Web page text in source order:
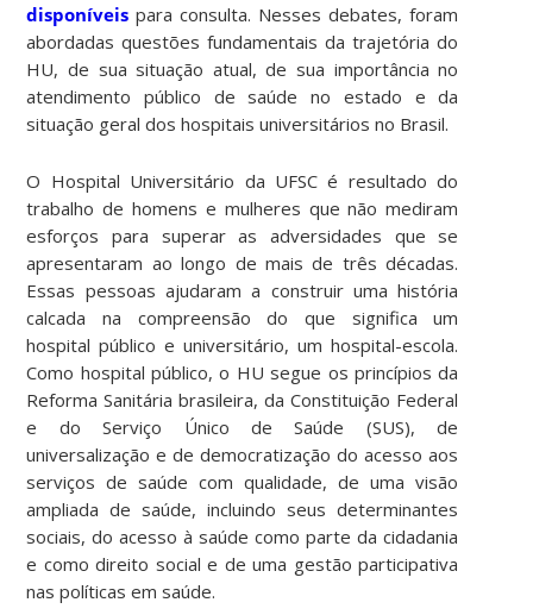
disponíveis para consulta. Nesses debates, foram
abordadas questões fundamentais da trajetória do
HU, de sua situação atual, de sua importância no
atendimento público de saúde no estado e da
situação geral dos hospitais universitários no Brasil.
O Hospital Universitário da UFSC é resultado do
trabalho de homens e mulheres que não mediram
esforços para superar as adversidades que se
apresentaram ao longo de mais de três décadas.
Essas pessoas ajudaram a construir uma história
calcada na compreensão do que significa um
hospital público e universitário, um hospital-escola.
Como hospital público, o HU segue os princípios da
Reforma Sanitária brasileira, da Constituição Federal
e do Serviço Único de Saúde (SUS), de
universalização e de democratização do acesso aos
serviços de saúde com qualidade, de uma visão
ampliada de saúde, incluindo seus determinantes
sociais, do acesso à saúde como parte da cidadania
e como direito social e de uma gestão participativa
nas políticas em saúde.